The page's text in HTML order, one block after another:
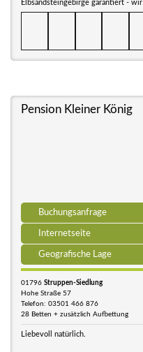
Elbsandsteingebirge garantiert -
Pension Kleiner König
Buchungsanfrage
Internetseite
Geografische Lage
01796 Struppen-Siedlung
Hohe Straße 57
Telefon: 03501 466 876
28 Betten + zusätzlich Aufbettung
Liebevoll natürlich.